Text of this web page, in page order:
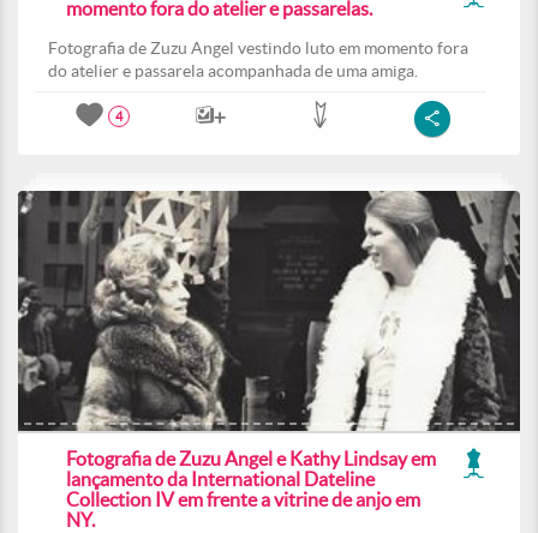
momento fora do atelier e passarelas.
Fotografia de Zuzu Angel vestindo luto em momento fora
do atelier e passarela acompanhada de uma amiga.
4
Fotografia de Zuzu Angel e Kathy Lindsay em
lançamento da International Dateline
Collection IV em frente a vitrine de anjo em
NY.